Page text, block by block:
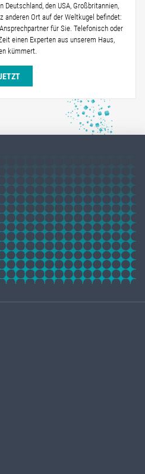
Deutschland, den USA, Großbritannien,
anderen Ort auf der Weltkugel befindet:
für Sie. Telefonisch oder
einen Experten aus unserem Haus,
kümmert.